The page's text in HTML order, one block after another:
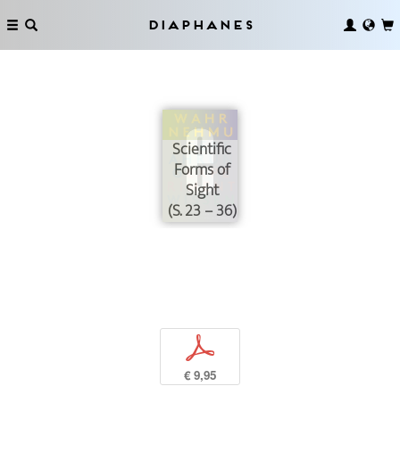
Diaphanes
Scientific
Forms of
Sight
(S. 23 – 36)
p
€ 9,95